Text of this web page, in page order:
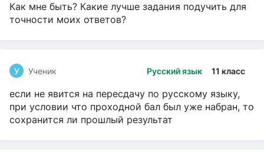
Как мне быть? Какие лучше задания подучить для
точности моих ответов?
Русский язык 11 класс
У Ученик
если не явится на пересдачу по русскому языку,
при условии что проходной бал был уже набран, то
сохранится ли прошлый результат